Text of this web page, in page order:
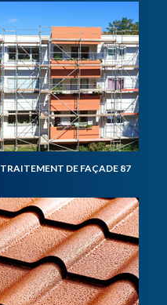
TRAITEMENT DE FAÇADE 87